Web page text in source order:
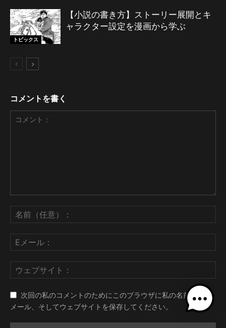
トピックス
【小説の書き方】ストーリー展開とキ
ャラクター設定を漫画から学ぶ
コメントを書く
次回の私のコメントのためにこのブラウザに私の名前、電子
メール、そしてウェブサイトを保存してください。